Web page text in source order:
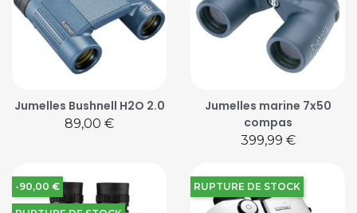
Jumelles Bushnell H2O 2.0
Prix
89,00 €
Jumelles marine 7x50
compas
Prix
399,99 €
-90,00 € RUPTURE DE STOCK